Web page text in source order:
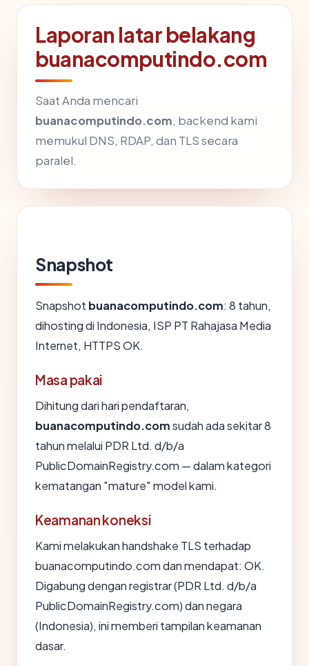
Laporan latar belakang
buanacomputindo.com
Saat Anda mencari
buanacomputindo.com, backend kami
memukul DNS, RDAP, dan TLS secara
paralel.
Snapshot
Snapshot buanacomputindo.com: 8 tahun,
dihosting di Indonesia, ISP PT Rahajasa Media
Internet, HTTPS OK.
Masa pakai
Dihitung dari hari pendaftaran,
buanacomputindo.comsudah ada sekitar 8
tahun melalui PDR Ltd. d/b/a
PublicDomainRegistry.com — dalam kategori
kematangan "mature" model kami.
Keamanan koneksi
Kami melakukan handshake TLS terhadap
buanacomputindo.com dan mendapat: OK.
Digabung dengan registrar (PDR Ltd. d/b/a
PublicDomainRegistry.com) dan negara
(Indonesia), ini memberi tampilan keamanan
dasar.